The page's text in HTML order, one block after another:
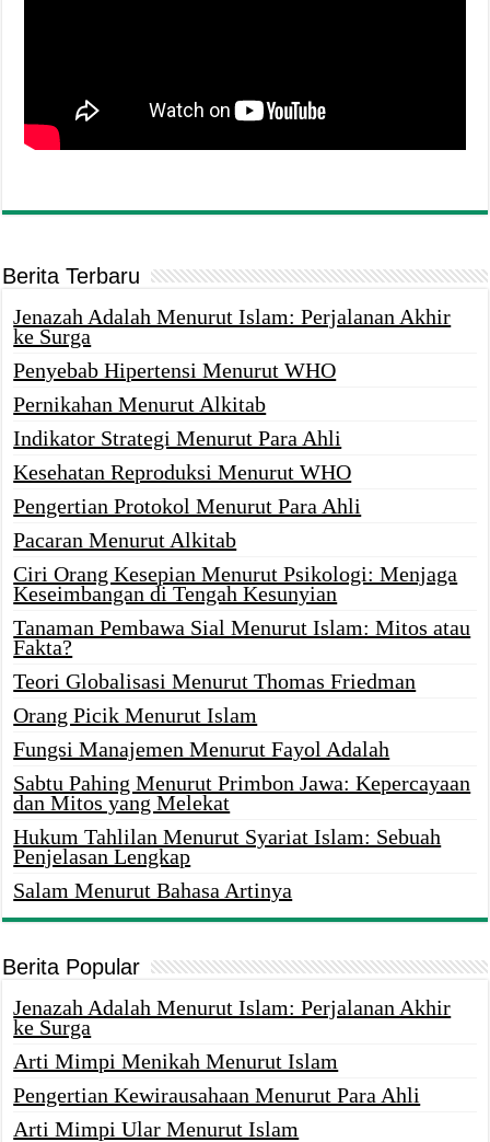
Berita Terbaru
Jenazah Adalah Menurut Islam: Perjalanan Akhir
ke Surga
Penyebab Hipertensi Menurut WHO
Pernikahan Menurut Alkitab
Indikator Strategi Menurut Para Ahli
Kesehatan Reproduksi Menurut WHO
Pengertian Protokol Menurut Para Ahli
Pacaran Menurut Alkitab
Ciri Orang Kesepian Menurut Psikologi: Menjaga
Keseimbangan di Tengah Kesunyian
Tanaman Pembawa Sial Menurut Islam: Mitos atau
Fakta?
Teori Globalisasi Menurut Thomas Friedman
Orang Picik Menurut Islam
Fungsi Manajemen Menurut Fayol Adalah
Sabtu Pahing Menurut Primbon Jawa: Kepercayaan
dan Mitos yang Melekat
Hukum Tahlilan Menurut Syariat Islam: Sebuah
Penjelasan Lengkap
Salam Menurut Bahasa Artinya
Berita Popular
Jenazah Adalah Menurut Islam: Perjalanan Akhir
ke Surga
Arti Mimpi Menikah Menurut Islam
Pengertian Kewirausahaan Menurut Para Ahli
Arti Mimpi Ular Menurut Islam